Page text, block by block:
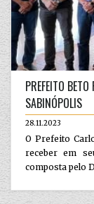
PREFEITO
SABINÓPOLIS
28.11.2023
O Prefeito
receber em
composta pelo